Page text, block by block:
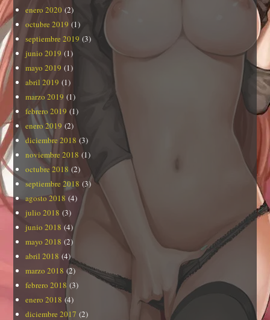
enero 2020 (2)
octubre 2019 (1)
septiembre 2019 (3)
junio 2019 (1)
mayo 2019 (1)
abril 2019 (1)
marzo 2019 (1)
febrero 2019 (1)
enero 2019 (2)
diciembre 2018 (3)
noviembre 2018 (1)
octubre 2018 (2)
septiembre 2018 (3)
agosto 2018 (4)
julio 2018 (3)
junio 2018 (4)
mayo 2018 (2)
abril 2018 (4)
marzo 2018 (2)
febrero 2018 (3)
enero 2018 (4)
diciembre 2017 (2)